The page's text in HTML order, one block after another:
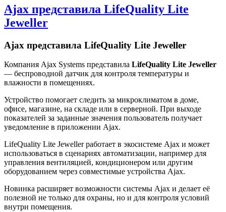
Ajax представила LifeQuality Lite
Jeweller
Ajax представила LifeQuality Lite Jeweller
Компания Ajax Systems представила LifeQuality Lite Jeweller
— беспроводной датчик для контроля температуры и
влажности в помещениях.
Устройство помогает следить за микроклиматом в доме,
офисе, магазине, на складе или в серверной. При выходе
показателей за заданные значения пользователь получает
уведомление в приложении Ajax.
LifeQuality Lite Jeweller работает в экосистеме Ajax и может
использоваться в сценариях автоматизации, например для
управления вентиляцией, кондиционером или другим
оборудованием через совместимые устройства Ajax.
Новинка расширяет возможности системы Ajax и делает её
полезной не только для охраны, но и для контроля условий
внутри помещения.